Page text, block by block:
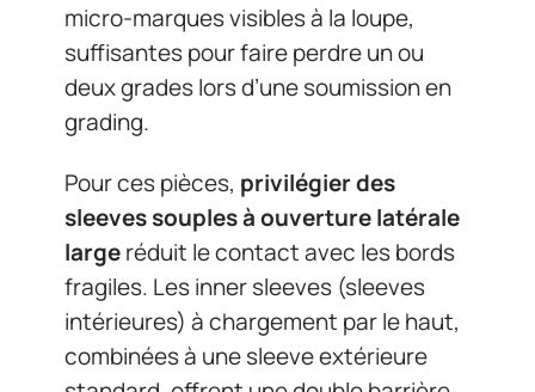
micro-marques visibles à la loupe,
suffisantes pour faire perdre un ou
deux grades lors d’une soumission en
grading.
Pour ces pièces, privilégier des
sleeves souples à ouverture latérale
largeréduit le contact avec les bords
fragiles. Les inner sleeves (sleeves
intérieures) à chargement par le haut,
combinées à une sleeve extérieure